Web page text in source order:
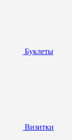
Буклеты
Визитки